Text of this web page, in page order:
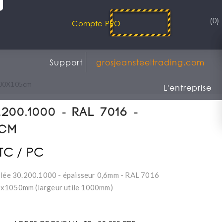
Compte PRO (0)
grosjeansteeltrading.com
Support
L'entreprise
- RAL 7016 -
/ PC
30.200.1000 - épaisseur 0,6mm - RAL 7016
(largeur utile 1000mm)